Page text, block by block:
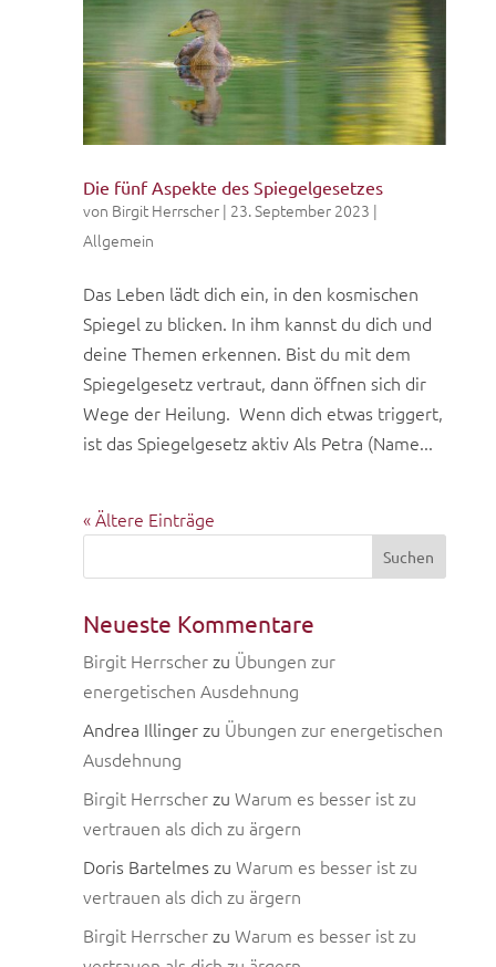
Die fünf Aspekte des Spiegelgesetzes
von Birgit Herrscher| 23. September 2023 |
Allgemein
Das Leben lädt dich ein, in den kosmischen
Spiegel zu blicken. In ihm kannst du dich und
deine Themen erkennen. Bist du mit dem
Spiegelgesetz vertraut, dann öffnen sich dir
Wege der Heilung. Wenn dich etwas triggert,
ist das Spiegelgesetz aktiv Als Petra (Name...
« Ältere Einträge
Neueste Kommentare
Birgit Herrscherzu Übungen zur
energetischen Ausdehnung
Andrea Illingerzu Übungen zur energetischen
Ausdehnung
Birgit Herrscherzu Warum es besser ist zu
vertrauen als dich zu ärgern
Doris Bartelmes zu Warum es besser ist zu
vertrauen als dich zu ärgern
Birgit Herrscherzu Warum es besser ist zu